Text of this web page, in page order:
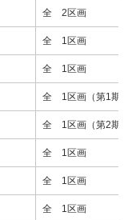
全 2区画
全 1区画
全 1区画
全 1区画（第1期）
全 1区画（第2期）
全 1区画
全 1区画
全 1区画